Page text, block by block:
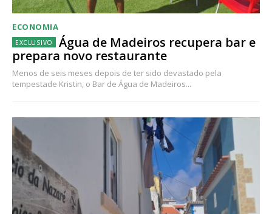
ECONOMIA
Água de Madeiros recupera bar e
prepara novo restaurante
Menos de seis meses depois de ter sido devastado pela
tempestade Kristin, o Bar de Água de Madeiros...